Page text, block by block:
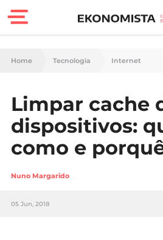
Finanças
Carreira
Casa
Lifestyle
Sociedade
Home Tecnologia Internet
Limpar cache
dispositivos:
como e
Nuno Margarido
05 Jun, 2018